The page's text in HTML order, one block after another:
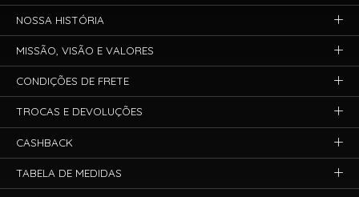
NOSSA HISTÓRIA
MISSÃO, VISÃO E VALORES
CONDIÇÕES DE FRETE
TROCAS E DEVOLUÇÕES
CASHBACK
TABELA DE MEDIDAS